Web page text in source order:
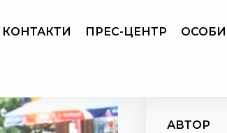
КОНТАКТИ ПРЕС-ЦЕНТР
АВТОР